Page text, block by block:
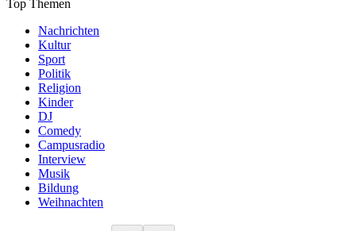
Top Themen
Nachrichten
Kultur
Sport
Politik
Religion
Kinder
DJ
Comedy
Campusradio
Interview
Musik
Bildung
Weihnachten